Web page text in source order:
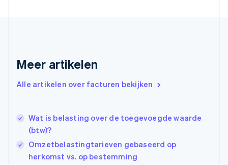
Meer artikelen
Alle artikelen over facturen bekijken
Wat is belasting over de toegevoegde waarde
(btw)?
Omzetbelastingtarieven gebaseerd op
herkomst vs. op bestemming
Gibraltar
English
Hongkong SAR, China
English简体中文
Ierland